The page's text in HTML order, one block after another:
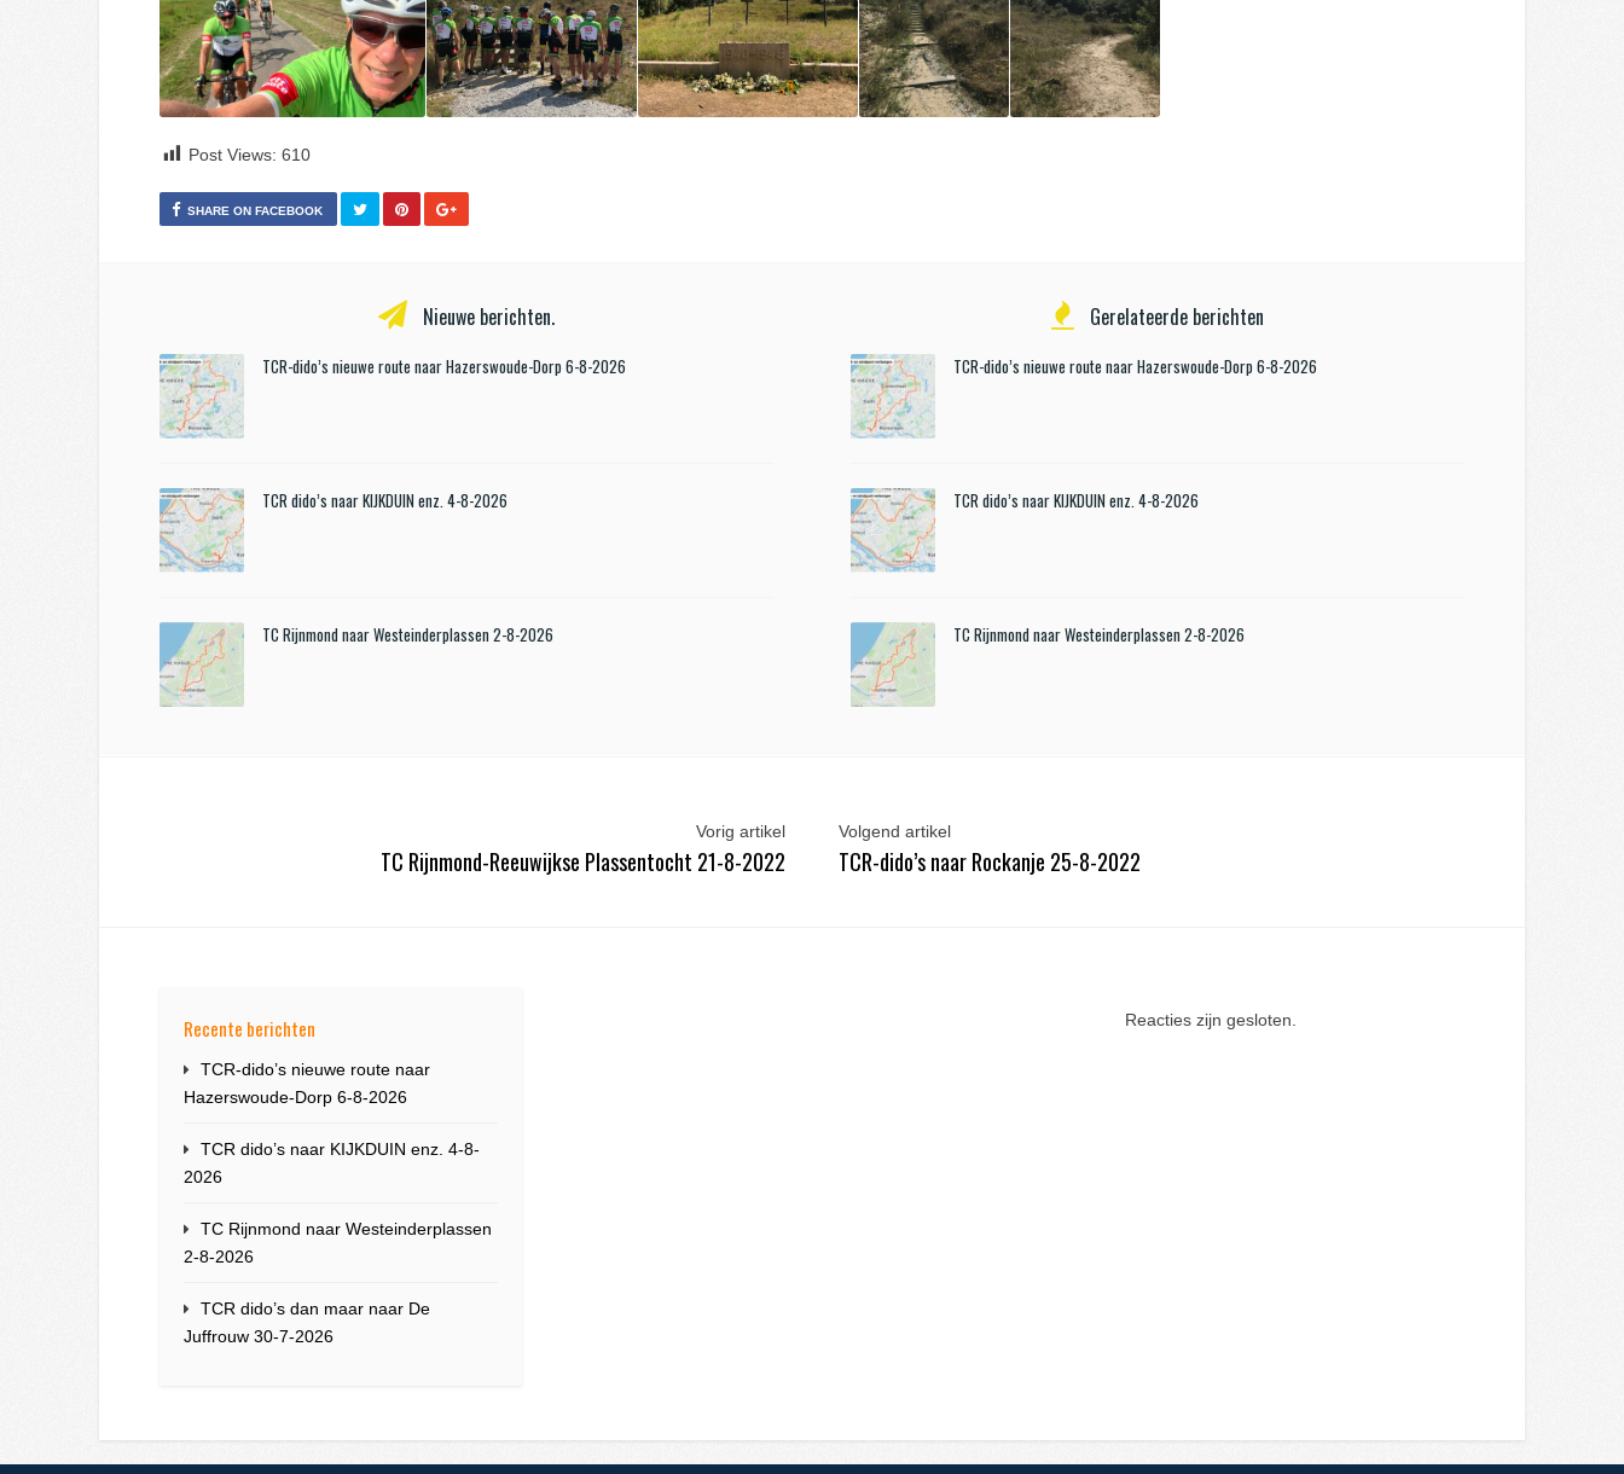
Post Views: 610
SHARE ON FACEBOOK
Nieuwe berichten.
TCR-dido’s nieuwe route naar Hazerswoude-Dorp 6-8-2026
TCR dido’s naar KIJKDUIN enz. 4-8-2026
TC Rijnmond naar Westeinderplassen 2-8-2026
Gerelateerde berichten
TCR-dido’s nieuwe route naar Hazerswoude-Dorp 6-8-2026
TCR dido’s naar KIJKDUIN enz. 4-8-2026
TC Rijnmond naar Westeinderplassen 2-8-2026
Vorig artikel
TC Rijnmond-Reeuwijkse Plassentocht 21-8-2022
Volgend artikel
TCR-dido’s naar Rockanje 25-8-2022
Recente berichten
TCR-dido’s nieuwe route naar
Hazerswoude-Dorp 6-8-2026
TCR dido’s naar KIJKDUIN enz. 4-8-
2026
TC Rijnmond naar Westeinderplassen
2-8-2026
TCR dido’s dan maar naar De
Juffrouw 30-7-2026
Reacties zijn gesloten.